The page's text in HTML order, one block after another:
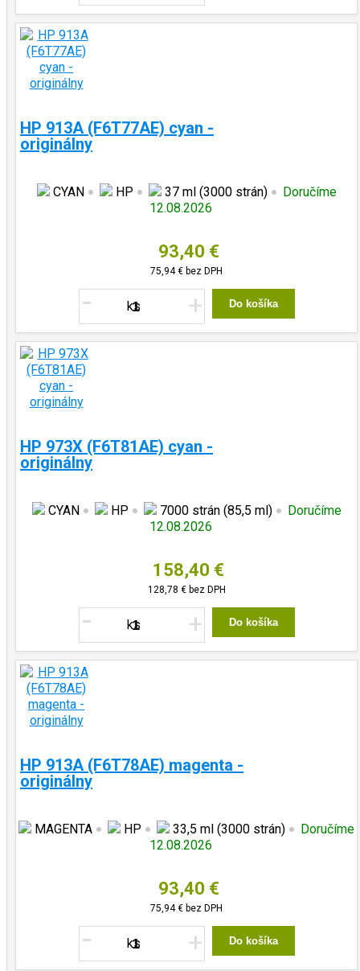
HP 913A (F6T77AE) cyan -
originálny
CYAN HP 37 ml (3000 strán)
Doručíme
12.08.2026
93,40 €
75,94 € bez DPH
- + Do košíka
HP 973X (F6T81AE) cyan -
originálny
CYAN HP 7000 strán (85,5 ml)
Doručíme
12.08.2026
158,40 €
128,78 €bez DPH
- + Do košíka
HP 913A (F6T78AE) magenta -
originálny
MAGENTA HP 33,5 ml (3000 strán)
Doručíme
12.08.2026
93,40 €
75,94 € bez DPH
- + Do košíka